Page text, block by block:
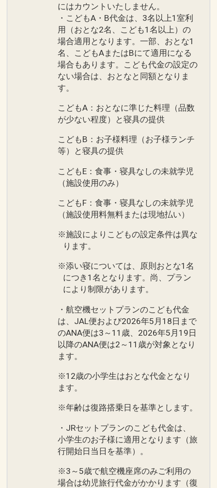
にはカウントいたしません。
・こどもA・B代金は、3名以上1室利
用（おとな2名、こども1名以上）の
場合適用となります。一部、おとな1
名、こどもAまたはBにて適用になる
場合もあります。こども代金の設定の
ない場合は、おとなと同額となりま
す。
こどもA：おとなに準じた料理（品数
が少ない程度）と寝具の提供
こどもB：お子様料理（お子様ランチ
等）と寝具の提供
こどもE：食事・寝具なしの未就学児
（施設使用のみ）
こどもF：食事・寝具なしの未就学児
（施設使用料無料または現地払い）
※施設によりこどもの設定条件は異な
ります。
※添い寝については、原則おとな1名
につき1名となります。尚、プラン
により制限があります。
・航空機セットプランのこども代金
は、JAL便および2026年5月18日まで
のANA便は3～11歳、2026年5月19日
以降のANA便は2～11歳が対象となり
ます。
※12歳の小学生はおとな代金となり
ます。
※年齢は復路搭乗日を基準とします。
・JRセットプランのこども代金は、
小学生のお子様に適用となります（旅
行開始日当日を基準）。
※3～5歳で航空機座席のみご利用の
場合は幼児旅行代金がかかります（復